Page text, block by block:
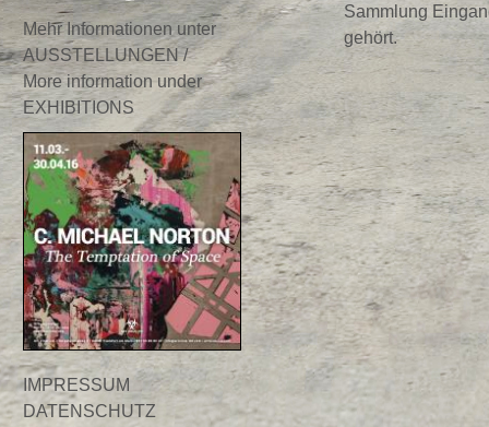
Mehr Informationen unter
AUSSTELLUNGEN /
More information under
EXHIBITIONS
IMPRESSUM
DATENSCHUTZ
Sammlung
gehört.